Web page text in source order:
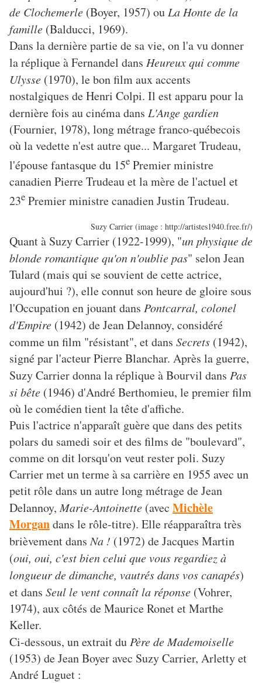
de Clochemerle (Boyer, 1957) ou La Honte de la
famille (Balducci, 1969).
Dans la dernière partie de sa vie, on l'a vu donner
la réplique à Fernandel dans Heureux qui comme
Ulysse (1970), le bon film aux accents
nostalgiques de Henri Colpi. Il est apparu pour la
dernière fois au cinéma dans L'Ange gardien
(Fournier, 1978), long métrage franco-québecois
où la vedette n'est autre que... Margaret Trudeau,
l'épouse fantasque du 15e Premier ministre
canadien Pierre Trudeau et la mère de l'actuel et
23e Premier ministre canadien Justin Trudeau.
Suzy Carrier (image : http://artistes1940.free.fr/)
Quant à Suzy Carrier (1922-1999), "un physique de
blonde romantique qu'on n'oublie pas" selon Jean
Tulard (mais qui se souvient de cette actrice,
aujourd'hui ?), elle connut son heure de gloire sous
l'Occupation en jouant dans Pontcarral, colonel
d'Empire (1942) de Jean Delannoy, considéré
comme un film "résistant", et dans Secrets (1942),
signé par l'acteur Pierre Blanchar. Après la guerre,
Suzy Carrier donna la réplique à Bourvil dans Pas
si bête (1946) d'André Berthomieu, le premier film
où le comédien tient la tête d'affiche.
Puis l'actrice n'apparaît guère que dans des petits
polars du samedi soir et des films de "boulevard",
comme on dit lorsqu'on veut rester poli. Suzy
Carrier met un terme à sa carrière en 1955 avec un
petit rôle dans un autre long métrage de Jean
Delannoy,Marie-Antoinette (avec Michèle
Morgandans le rôle-titre). Elle réapparaîtra très
brièvement dansNa ! (1972) de Jacques Martin
(oui, oui, c'est bien celui que vous regardiez à
longueur de dimanche, vautrés dans vos canapés)
et dans Seul le vent connaît la réponse (Vohrer,
1974), aux côtés de Maurice Ronet et Marthe
Keller.
Ci-dessous, un extrait du Père de Mademoiselle
(1953) de Jean Boyer avec Suzy Carrier, Arletty et
André Luguet :